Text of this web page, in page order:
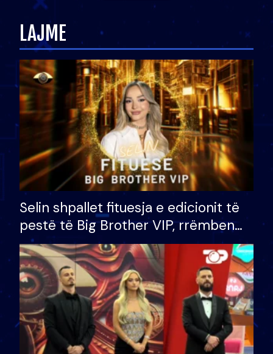
LAJME
Selin shpallet fituesja e edicionit të
pestë të Big Brother VIP, rrëmben
çmimin e madh prej 100 mijë eurosh